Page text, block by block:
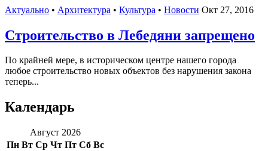
Актуально • Архитектура • Культура • Новости Окт 27, 2016
Строительство в Лебедяни запрещено
По крайней мере, в историческом центре нашего города
любое строительство новых объектов без нарушения закона
теперь...
Календарь
Август 2026
Пн Вт Ср Чт Пт Сб Вс